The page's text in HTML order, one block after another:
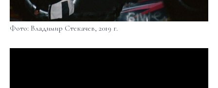
Фото: Владимир Стекачев, 2019 г.